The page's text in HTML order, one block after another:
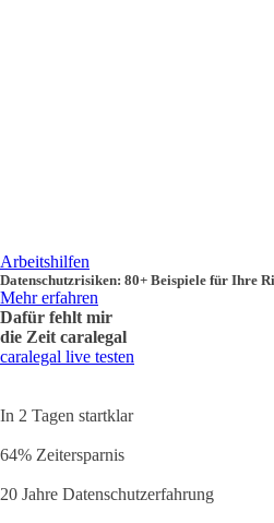
Arbeitshilfen
Datenschutzrisiken: 80+ Beispiele für Ihre
Mehr erfahren
Dafür fehlt mir
die Zeit caralegal
caralegal live testen
In 2 Tagen startklar
64% Zeitersparnis
20 Jahre Datenschutzerfahrung